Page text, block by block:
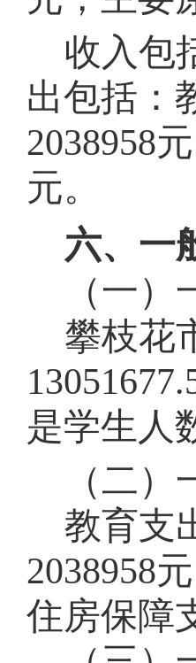
收入包
出包括：
2038958
元。
六、一
（一
攀枝花
是学生人
（二
教育支
2038958
住房保障